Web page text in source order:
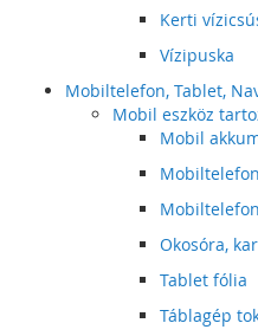
Kerti
Vízipuska
Mobiltelefon, Tablet,
Mobil eszköz
Mobil
Okosóra,
Tablet fólia
Táblagép